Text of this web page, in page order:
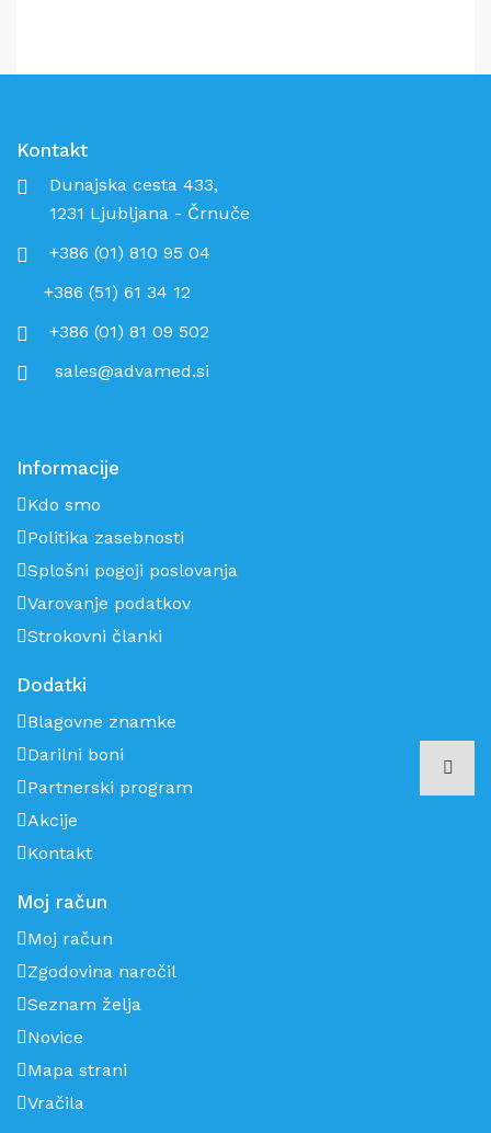
Kontakt
Dunajska cesta 433,
1231 Ljubljana - Črnuče
+386 (01) 810 95 04
+386 (51) 61 34 12
+386 (01) 81 09 502
sales@advamed.si
Informacije
Kdo smo
Politika zasebnosti
Splošni pogoji poslovanja
Varovanje podatkov
Strokovni članki
Dodatki
Blagovne znamke
Darilni boni
Partnerski program
Akcije
Kontakt
Moj račun
Moj račun
Zgodovina naročil
Seznam želja
Novice
Mapa strani
Vračila